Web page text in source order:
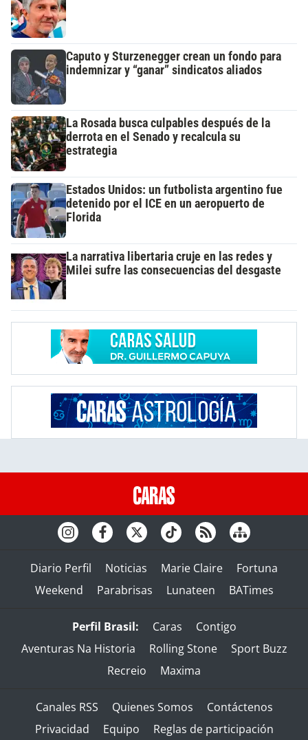
Caputo y Sturzenegger crean un fondo para
indemnizar y “ganar” sindicatos aliados
La Rosada busca culpables después de la
derrota en el Senado y recalcula su
estrategia
Estados Unidos: un futbolista argentino fue
detenido por el ICE en un aeropuerto de
Florida
La narrativa libertaria cruje en las redes y
Milei sufre las consecuencias del desgaste
Diario Perfil Noticias Marie Claire
Fortuna
Weekend
Parabrisas Lunateen BATimes
Perfil Brasil: Caras
Contigo
Aventuras Na Historia
Rolling Stone
Sport Buzz
Recreio
Maxima
Canales RSS Quienes Somos
Contáctenos
Privacidad
Equipo Reglas de participación